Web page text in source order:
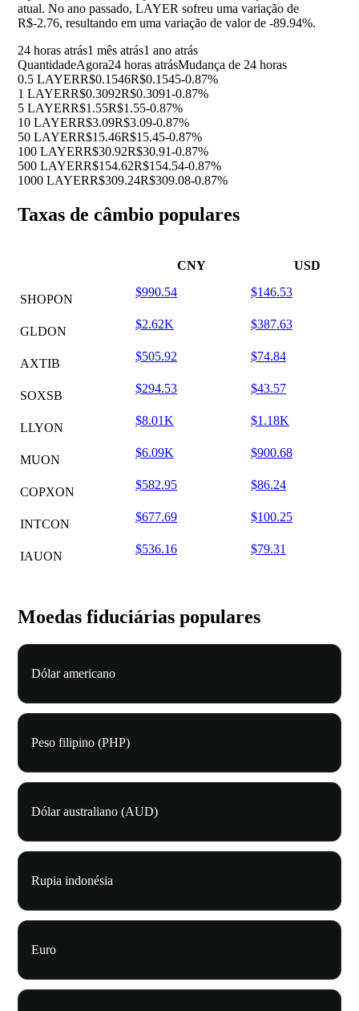
atual. No ano passado, LAYER sofreu uma variação de
R$-2.76, resultando em uma variação de valor de -89.94%.
24 horas atrás1 mês atrás1 ano atrás
QuantidadeAgora24 horas atrásMudança de 24 horas
0.5 LAYERR$0.1546R$0.1545-0.87%
1 LAYERR$0.3092R$0.3091-0.87%
5 LAYERR$1.55R$1.55-0.87%
10 LAYERR$3.09R$3.09-0.87%
50 LAYERR$15.46R$15.45-0.87%
100 LAYERR$30.92R$30.91-0.87%
500 LAYERR$154.62R$154.54-0.87%
1000 LAYERR$309.24R$309.08-0.87%
Taxas de câmbio populares
CNY USD
SHOPON
$990.54 $146.53
GLDON
$2.62K $387.63
AXTIB
$505.92 $74.84
SOXSB
$294.53 $43.57
LLYON
$8.01K $1.18K
MUON
$6.09K $900.68
COPXON
$582.95 $86.24
INTCON
$677.69 $100.25
IAUON
$536.16 $79.31
Moedas fiduciárias populares
Dólar americano
Peso filipino (PHP)
Dólar australiano (AUD)
Rupia indonésia
Euro